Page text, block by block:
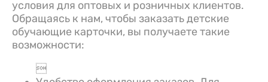
условия для оптовых и розничных клиентов.
Обращаясь к нам, чтобы заказать детские
обучающие карточки, вы получаете такие
возможности:
